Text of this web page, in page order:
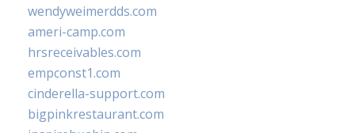
wendyweimerdds.com
ameri-camp.com
hrsreceivables.com
empconst1.com
cinderella-support.com
bigpinkrestaurant.com